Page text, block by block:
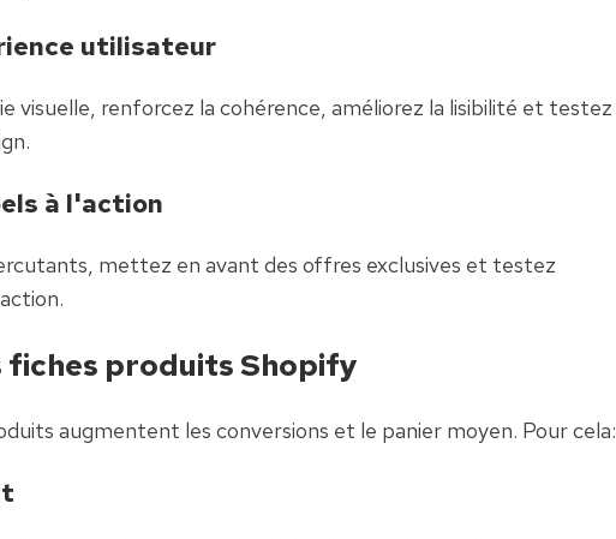
utilisateur
visuelle, renforcez la cohérence, améliorez la lisibilité et testez
à l'action
mettez en avant des offres exclusives et testez
fiches produits Shopify
augmentent les conversions et le panier moyen. Pour cela: